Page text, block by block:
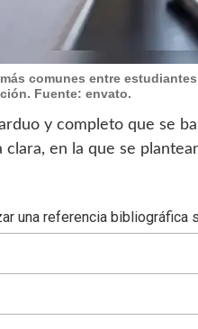
comunes entre
Fuente: envato.
y completo que se
en la que se
una referencia bibliográfica